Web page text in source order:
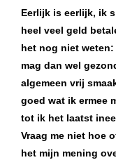
Eerlijk is eerlijk, ik
heel veel geld
het nog niet weten:
mag dan wel
algemeen vrij
goed wat ik ermee
tot ik het laatst
Vraag me niet hoe
het mijn mening